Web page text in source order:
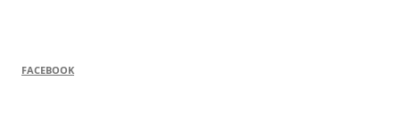
FACEBOOK